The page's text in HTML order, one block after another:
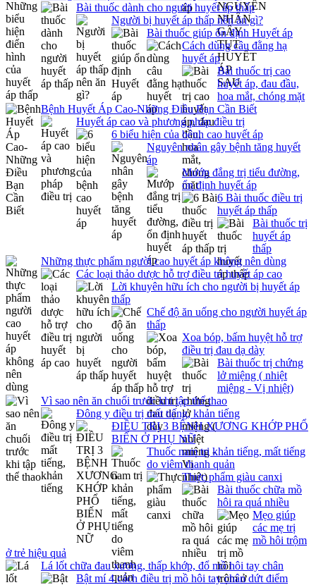
Bài thuốc dành cho người huyết áp thấp
Người bị huyết áp thấp nên ăn gì?
Bài thuốc giúp ổn định Huyết áp
Cách dùng câu đằng hạ
huyết áp
Bài thuốc trị cao
huyết áp, đau đầu,
hoa mắt, chóng mặt
Bệnh Huyết Áp Cao-Những Điều Bạn Cần Biết
Huyết áp cao và phương pháp điều trị
6 biểu hiện của bệnh cao huyết áp
Nguyên nhân gây bệnh tăng huyết
áp
Mướp đắng trị tiểu đường,
ổn định huyết áp
6 Bài thuốc điều trị
huyết áp thấp
Bài thuốc trị
huyết áp
thấp
Những thực phẩm người cao huyết áp không nên dùng
Các loại thảo dược hỗ trợ điều trị huyết áp cao
Lời khuyên hữu ích cho người bị huyết áp
thấp
Chế độ ăn uống cho người huyết áp
thấp
Xoa bóp, bấm huyệt hỗ trợ
điều trị đau dạ dày
Bài thuốc trị chứng
lở miệng ( nhiệt
miệng - Vị nhiệt)
Vì sao nên ăn chuối trước khi tập thể thao
Đông y điều trị mất tiếng, khản tiếng
ĐIỀU TRỊ 3 BỆNH XƯƠNG KHỚP PHỔ
BIẾN Ở PHỤ NỮ
Thuốc nam trị khản tiếng, mất tiếng
do viêm thanh quản
Thực phẩm giàu canxi
Bài thuốc chữa mồ
hôi ra quá nhiều
Mẹo giúp
các mẹ trị
mồ hôi trộm
ở trẻ hiệu quả
Lá lốt chữa đau xương, thấp khớp, đổ mồ hôi tay chân
Bật mí 4 cách điều trị mồ hôi tay chân dứt điểm